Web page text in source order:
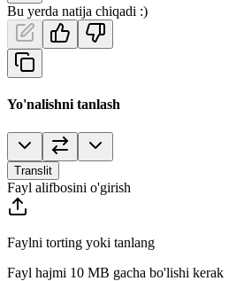
Bu yerda natija chiqadi :)
Yo'nalishni tanlash
Translit
Fayl alifbosini o'girish
Faylni torting yoki tanlang
Fayl hajmi 10 MB gacha bo'lishi kerak